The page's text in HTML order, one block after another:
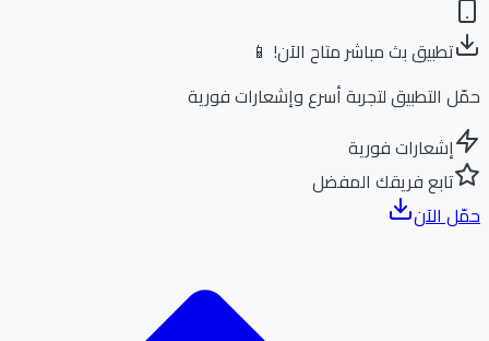
تطبيق بث مباشر متاح الآن! 📱
التطبيق لتجربة أسرع وإشعارات فورية
إشعارات فورية
تابع فريقك المفضل
الآن